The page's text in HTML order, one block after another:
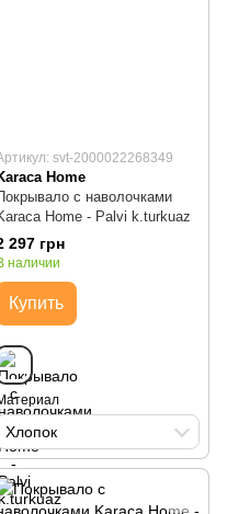
svt-2000022268349
Home
с наволочками
Home - Palvi k.turkuaz
297 грн
наличии
Купить
Хлопок